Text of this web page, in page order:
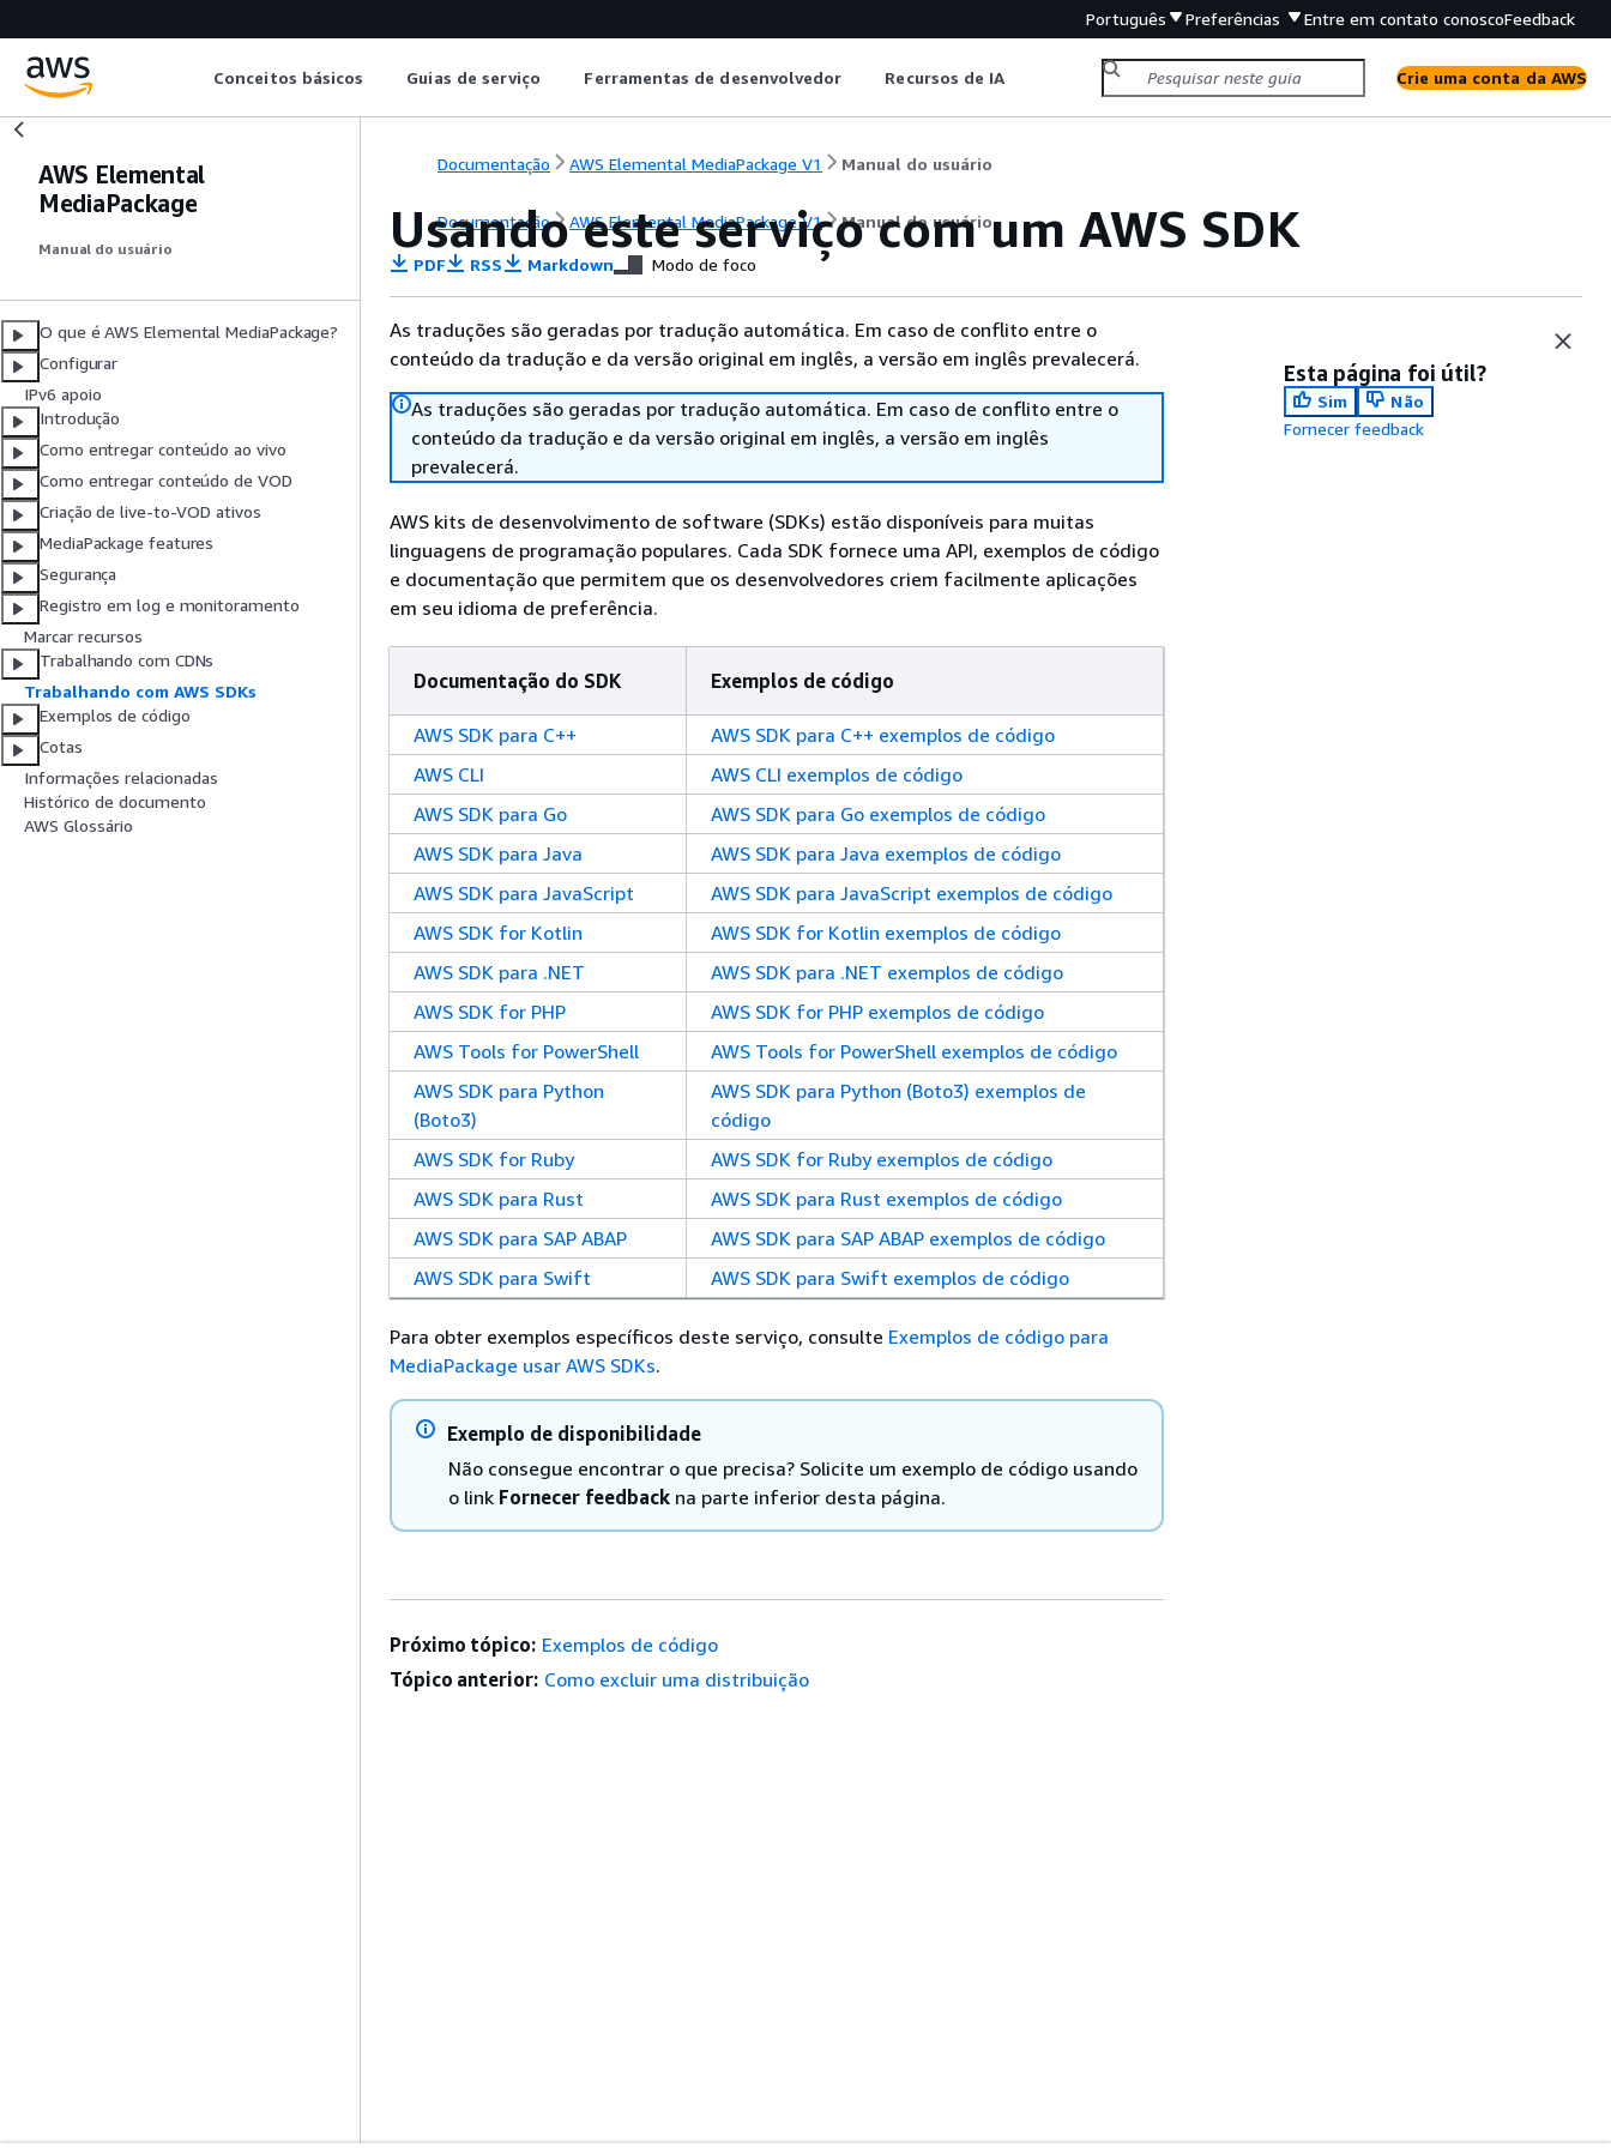
Português Preferências Entre em contato conoscoFeedback
Conceitos básicos Guias de serviço Ferramentas de desenvolvedor Recursos de IA Crie uma conta da AWS
AWS Elemental
MediaPackage
Manual do usuário
O que é AWS Elemental MediaPackage?
Configurar
IPv6 apoio
Introdução
Como entregar conteúdo ao vivo
Como entregar conteúdo de VOD
Criação de live-to-VOD ativos
MediaPackage features
Segurança
Registro em log e monitoramento
Marcar recursos
Trabalhando com CDNs
Trabalhando com AWS SDKs
Exemplos de código
Cotas
Informações relacionadas
Histórico de documento
AWS Glossário
Documentação AWS Elemental MediaPackage V1 Manual do usuário
Documentação AWS Elemental MediaPackage V1 Manual do usuário
Usando este serviço com um AWS SDK
PDF RSS Markdown Modo de foco
As traduções são geradas por tradução automática. Em caso de conflito entre o
conteúdo da tradução e da versão original em inglês, a versão em inglês prevalecerá.
As traduções são geradas por tradução automática. Em caso de conflito entre o
conteúdo da tradução e da versão original em inglês, a versão em inglês
prevalecerá.
AWS kits de desenvolvimento de software (SDKs) estão disponíveis para muitas
linguagens de programação populares. Cada SDK fornece uma API, exemplos de código
e documentação que permitem que os desenvolvedores criem facilmente aplicações
em seu idioma de preferência.
Documentação do SDK Exemplos de código
AWS SDK para C++
AWS SDK para C++ exemplos de código
AWS CLI
AWS CLI exemplos de código
AWS SDK para Go
AWS SDK para Go exemplos de código
AWS SDK para Java
AWS SDK para Java exemplos de código
AWS SDK para JavaScript
AWS SDK para JavaScript exemplos de código
AWS SDK for Kotlin
AWS SDK for Kotlin exemplos de código
AWS SDK para .NET
AWS SDK para .NET exemplos de código
AWS SDK for PHP
AWS SDK for PHP exemplos de código
AWS Tools for PowerShell
AWS Tools for PowerShell exemplos de código
AWS SDK para Python
(Boto3)
AWS SDK para Python (Boto3) exemplos de
código
AWS SDK for Ruby
AWS SDK for Ruby exemplos de código
AWS SDK para Rust
AWS SDK para Rust exemplos de código
AWS SDK para SAP ABAP
AWS SDK para SAP ABAP exemplos de código
AWS SDK para Swift
AWS SDK para Swift exemplos de código
Para obter exemplos específicos deste serviço, consulte Exemplos de código para
MediaPackage usar AWS SDKs.
Exemplo de disponibilidade
Não consegue encontrar o que precisa? Solicite um exemplo de código usando
o link Fornecer feedback na parte inferior desta página.
Esta página foi útil?
Sim
Não
Fornecer feedback
Próximo tópico: Exemplos de código
Tópico anterior: Como excluir uma distribuição